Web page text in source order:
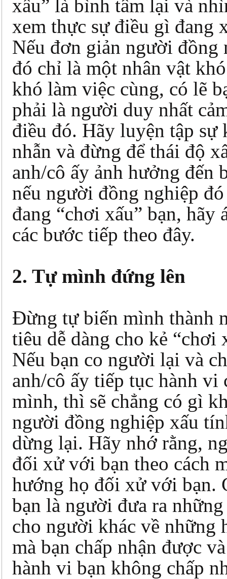
xấu” là bình tâm lại và
xem thực sự điều gì đang
Nếu đơn giản người đồng
đó chỉ là một nhân vật
khó làm việc cùng, có lẽ
phải là người duy nhất
điều đó. Hãy luyện tập sự
nhẫn và đừng để thái độ
anh/cô ấy ảnh hưởng đến
nếu người đồng nghiệp
đang “chơi xấu” bạn, hãy
các bước tiếp theo đây.
2. Tự mình đứng lên
Đừng tự biến mình thành
tiêu dễ dàng cho kẻ “chơi
Nếu bạn co người lại và
anh/cô ấy tiếp tục hành vi
mình, thì sẽ chẳng có gì
người đồng nghiệp xấu
dừng lại. Hãy nhớ rằng,
đối xử với bạn theo cách
hướng họ đối xử với bạn.
bạn là người đưa ra
cho người khác về những
mà bạn chấp nhận được
hành vi bạn không chấp